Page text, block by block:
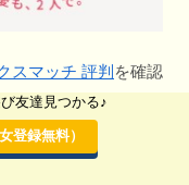
スマッチ 評判 を確認
マッチ
友達見つかる♪
登録無料）